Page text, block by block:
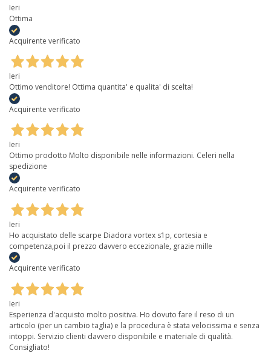
Ieri
Ottima
Acquirente verificato
Ieri
Ottimo venditore! Ottima quantita' e qualita' di scelta!
Acquirente verificato
Ieri
Ottimo prodotto Molto disponibile nelle informazioni. Celeri nella
spedizione
Acquirente verificato
Ieri
Ho acquistato delle scarpe Diadora vortex s1p, cortesia e
competenza,poi il prezzo davvero eccezionale, grazie mille
Acquirente verificato
Ieri
Esperienza d'acquisto molto positiva. Ho dovuto fare il reso di un
articolo (per un cambio taglia) e la procedura è stata velocissima e senza
intoppi. Servizio clienti davvero disponibile e materiale di qualità.
Consigliato!